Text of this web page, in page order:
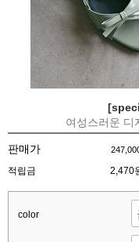
여성스러운 디
판매가
적립금 2,470
color